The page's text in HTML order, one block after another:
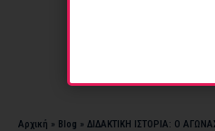
Αρχική » Blog » ΔΙΔΑΚΤΙΚΗ ΙΣΤΟΡΙΑ: Ο ΑΓΩΝΑΣ